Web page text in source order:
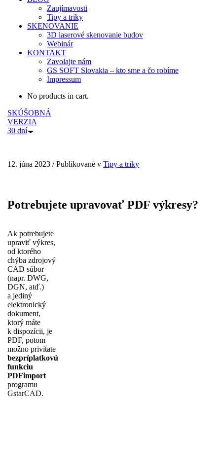
Zaujímavosti
Tipy a triky
SKENOVANIE
3D laserové skenovanie budov
Webinár
KONTAKT
Zavolajte nám
GS SOFT Slovakia – kto sme a čo robíme
Impressum
No products in cart.
SKÚŠOBNÁ
VERZIA
30 dní
12. júna 2023 /Publikované v Tipy a triky
Potrebujete upravovať PDF výkresy?
Ak potrebujete
upraviť výkres,
od ktorého
chýba zdrojový
CAD súbor
(napr. DWG,
DGN, atď.)
a jediný
elektronický
dokument,
ktorý máte
k dispozícii, je
PDF, potom
možno privítate
bezpríplatkovú
funkciu
PDFimport
programu
GstarCAD.